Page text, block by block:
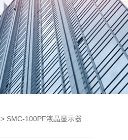
> SMC-100PF液晶显示器高低温试验箱负离子灯可靠性检验